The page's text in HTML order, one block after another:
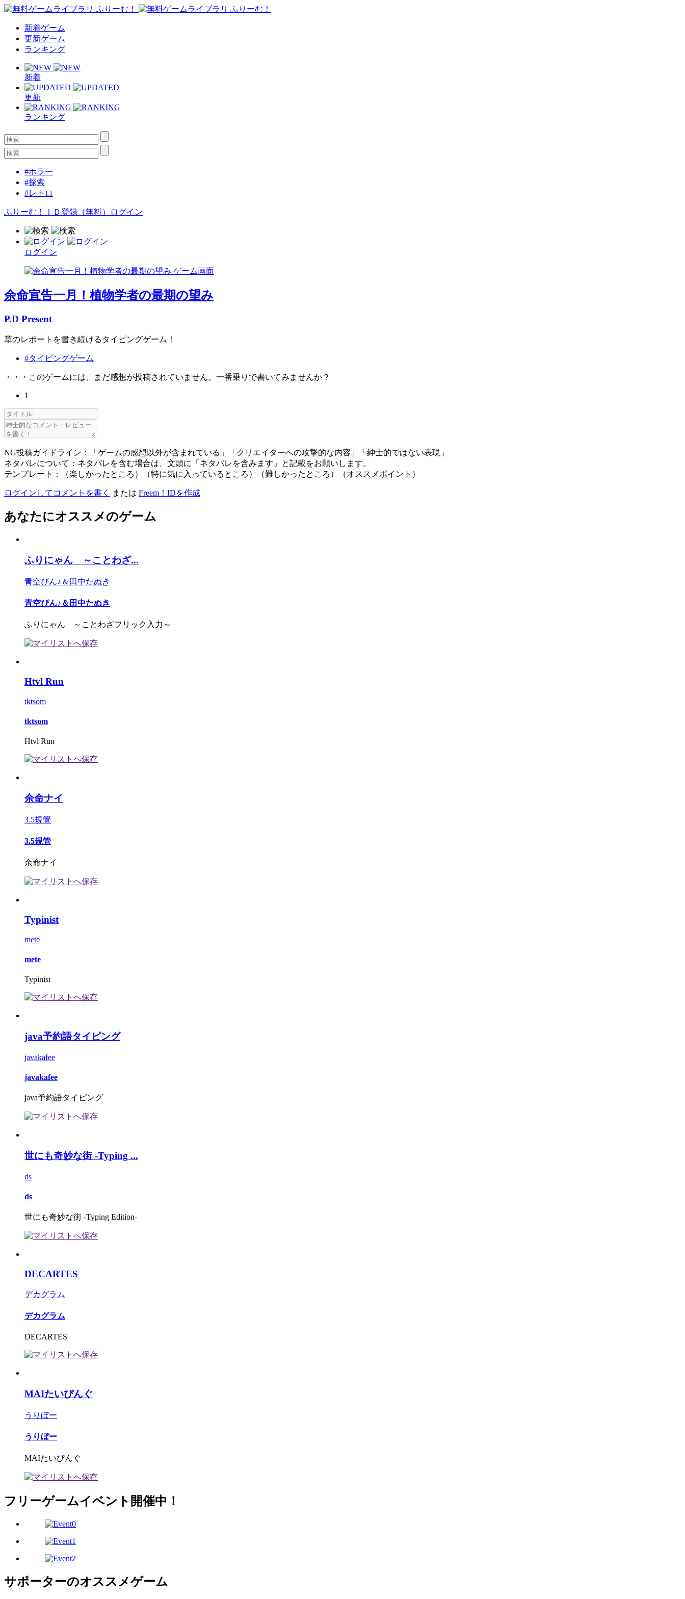
新着ゲーム
更新ゲーム
ランキング
新着
更新
ランキング
#ホラー
#探索
#レトロ
ふりーむ！ＩＤ登録（無料） ログイン
ログイン
余命宣告一月！植物学者の最期の望み
P.D Present
草のレポートを書き続けるタイピングゲーム！
#タイピングゲーム
・・・このゲームには、まだ感想が投稿されていません。一番乗りで書いてみませんか？
1
NG投稿ガイドライン：「ゲームの感想以外が含まれている」「クリエイターへの攻撃的な内容」「紳士的ではない表現」
ネタバレについて：ネタバレを含む場合は、文頭に「ネタバレを含みます」と記載をお願いします。
テンプレート：（楽しかったところ）（特に気に入っているところ）（難しかったところ）（オススメポイント）
ログインしてコメントを書く または Freem！IDを作成
あなたにオススメのゲーム
ふりにゃん ～ことわざ...
青空ぴん♪＆田中たぬき
青空ぴん♪＆田中たぬき
ふりにゃん ～ことわざフリック入力～
Htvl Run
tktsom
tktsom
Htvl Run
余命ナイ
3.5規管
3.5規管
余命ナイ
Typinist
mete
mete
Typinist
java予約語タイピング
javakafee
javakafee
java予約語タイピング
世にも奇妙な街 -Typing ...
ds
ds
世にも奇妙な街 -Typing Edition-
DECARTES
デカグラム
デカグラム
DECARTES
MAIたいぴんぐ
うりぼー
うりぼー
MAIたいぴんぐ
フリーゲームイベント開催中！
サポーターのオススメゲーム